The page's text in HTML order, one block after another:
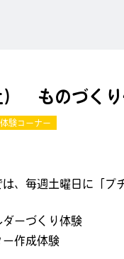
ものづくり
体験コーナー
は、毎週土曜日に「プ
ダーづくり体験
ー作成体験